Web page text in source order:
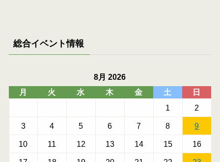
総合イベント情報
8月 2026
月
火 水 木 金 土
日
1
2
3 4 5 6 7 8 9
10 11 12 13 14 15 16